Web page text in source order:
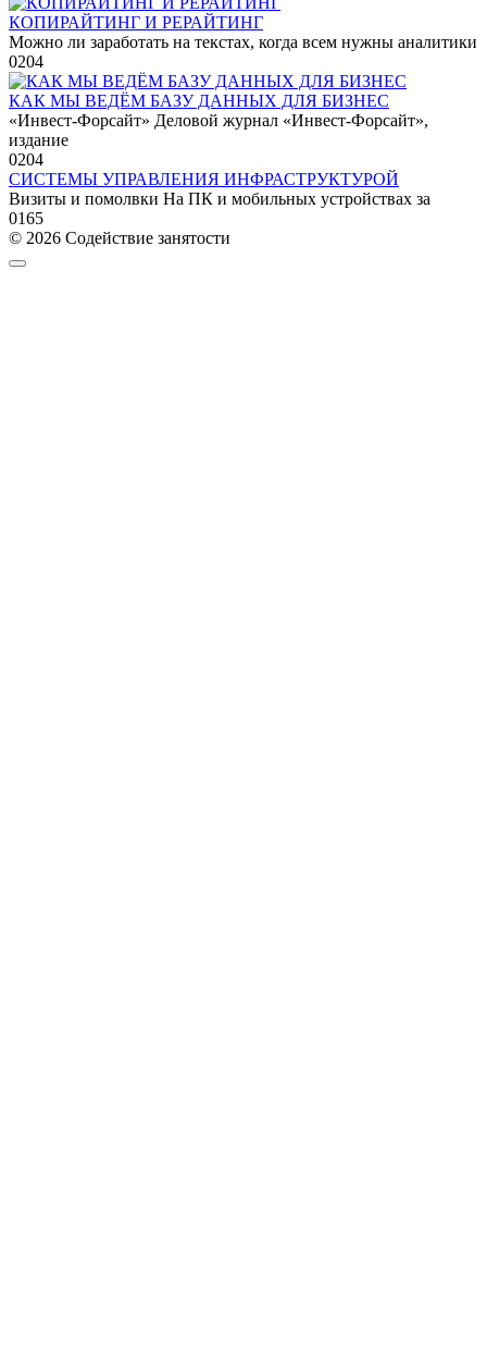
КОПИРАЙТИНГ И РЕРАЙТИНГ
Можно ли заработать на текстах, когда всем нужны аналитики
0204
КАК МЫ ВЕДЁМ БАЗУ ДАННЫХ ДЛЯ БИЗНЕС
«Инвест-Форсайт» Деловой журнал «Инвест-Форсайт»,
издание
0204
СИСТЕМЫ УПРАВЛЕНИЯ ИНФРАСТРУКТУРОЙ
Визиты и помолвки На ПК и мобильных устройствах за
0165
© 2026 Содействие занятости